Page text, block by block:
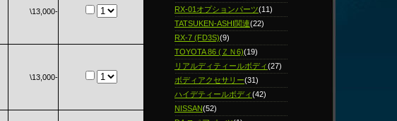
\13,000-
\13,000-
RX-01オプションパーツ(11)
TATSUKEN-ASHI関連(22)
RX-7 (FD3S)(9)
TOYOTA 86 (ＺＮ6)(19)
リアルディティールボディ(27)
ボディアクセサリー(31)
ハイデティールボディ(42)
NISSAN(52)